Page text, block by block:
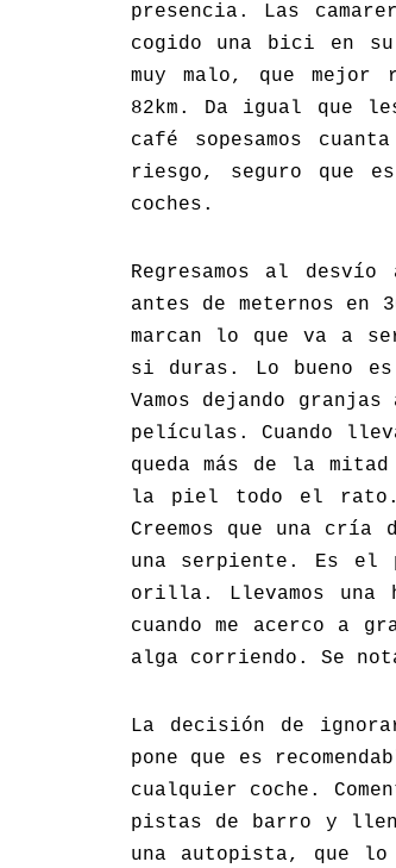
presencia. Las
cogido una bici en su
muy malo, que
82km. Da igual que
café sopesamos
riesgo, seguro que
coches.
Regresamos al
antes de meternos en
marcan lo que va a
si duras. Lo bueno
Vamos dejando
películas. Cuando
queda más de la
la piel todo el rato.
Creemos que una
una serpiente. Es el
orilla. Llevamos una
cuando me acerco a
alga corriendo. Se
La decisión de
pone que es
cualquier coche.
pistas de barro y
una autopista, que lo